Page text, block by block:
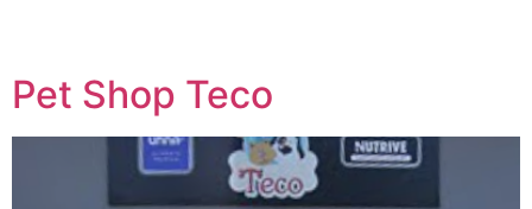
Pet Shop Teco